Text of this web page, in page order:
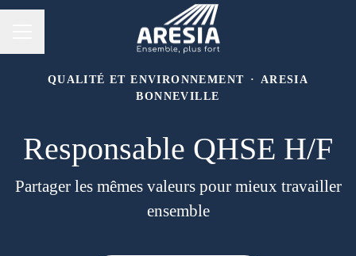
QUALITÉ ET ENVIRONNEMENT · ARESIA
BONNEVILLE
Responsable QHSE H/F
Partager les mêmes valeurs pour mieux travailler
ensemble